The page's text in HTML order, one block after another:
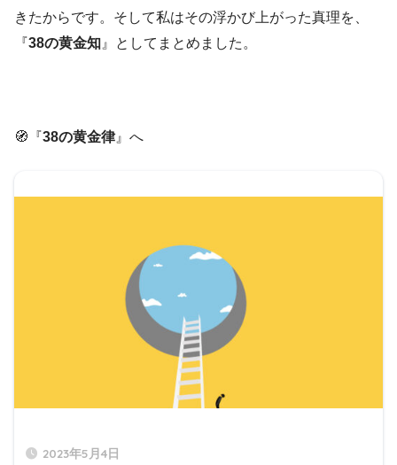
きたからです。そして私はその浮かび上がった真理を、
『38の黄金知 』としてまとめました。
🧭『38の黄金律』へ
2023年5月4日